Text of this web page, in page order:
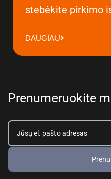
stebėkite pirkimo
DAUGIAU
Prenumeruokite